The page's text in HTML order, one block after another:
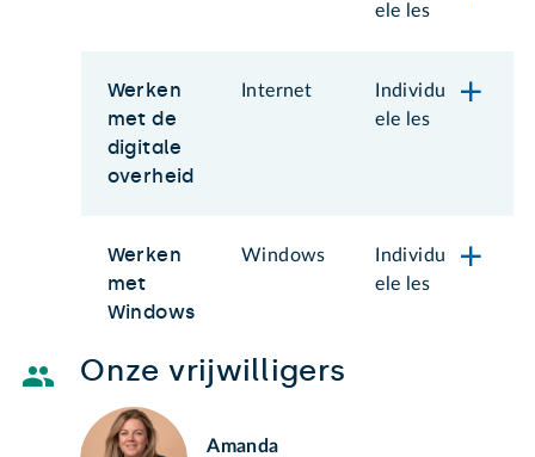
ele les
Werken
met de
digitale
overheid
Internet
Individu
ele les
Werken
met
Windows
Windows
Individu
ele les
Onze vrijwilligers
Amanda